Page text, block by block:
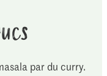
par du curry.